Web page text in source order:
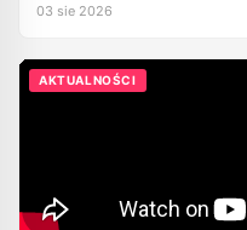
03 sie 2026
AKTUALNOŚCI